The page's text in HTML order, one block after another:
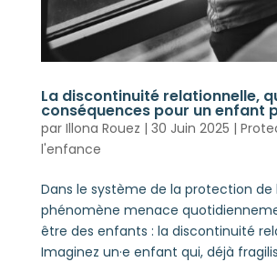
La discontinuité relationnelle,
conséquences pour un enfant
par Illona Rouez | 30 Juin 2025 |
l'enfance
Dans le système de la protection de
phénomène menace
être des enfants : la discontinuité
Imaginez un·e enfant qui, déjà